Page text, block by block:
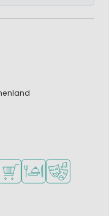
om te sporten
Restaurant of